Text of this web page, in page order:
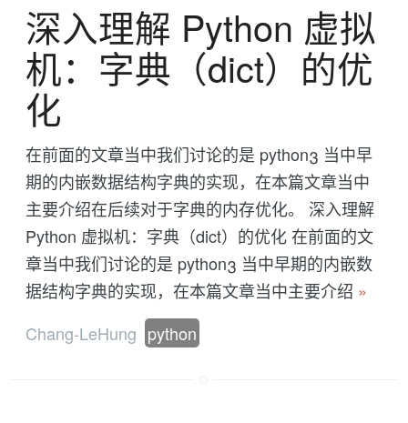
深入理解 Python 虚拟
机：字典（dict）的优
化
在前面的文章当中我们讨论的是 python3 当中早
期的内嵌数据结构字典的实现，在本篇文章当中
主要介绍在后续对于字典的内存优化。 深入理解
Python 虚拟机：字典（dict）的优化 在前面的文
章当中我们讨论的是 python3 当中早期的内嵌数
据结构字典的实现，在本篇文章当中主要介绍 »
Chang-LeHung python